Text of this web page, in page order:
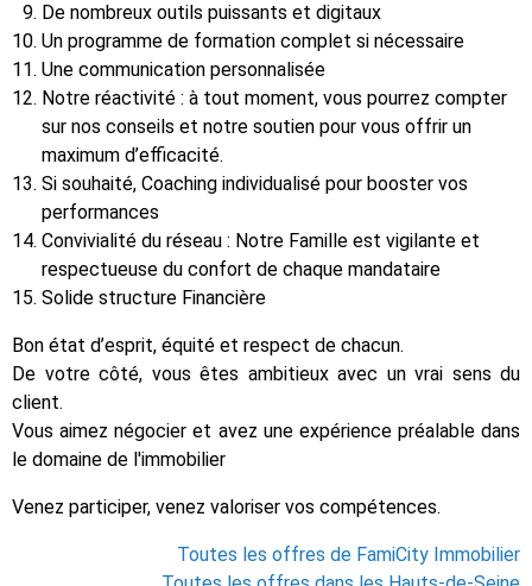
De nombreux outils puissants et digitaux
Un programme de formation complet si nécessaire
Une communication personnalisée
Notre réactivité : à tout moment, vous pourrez compter
sur nos conseils et notre soutien pour vous offrir un
maximum d’efficacité.
Si souhaité, Coaching individualisé pour booster vos
performances
Convivialité du réseau : Notre Famille est vigilante et
respectueuse du confort de chaque mandataire
Solide structure Financière
Bon état d’esprit, équité et respect de chacun.
De votre côté, vous êtes ambitieux avec un vrai sens du
client.
Vous aimez négocier et avez une expérience préalable dans
le domaine de l'immobilier
Venez participer, venez valoriser vos compétences.
Toutes les offres de FamiCity Immobilier